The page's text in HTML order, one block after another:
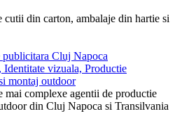
cutii din carton, ambalaje din hartie si
Cluj Napoca
vizuala, Productie
montaj outdoor
mai complexe agentii de productie
din Cluj Napoca si Transilvania